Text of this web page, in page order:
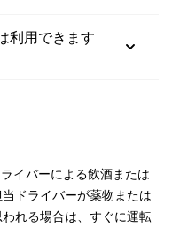
利用できます
イバーによる飲酒または
ドライバーが薬物または
れる場合は、すぐに運転